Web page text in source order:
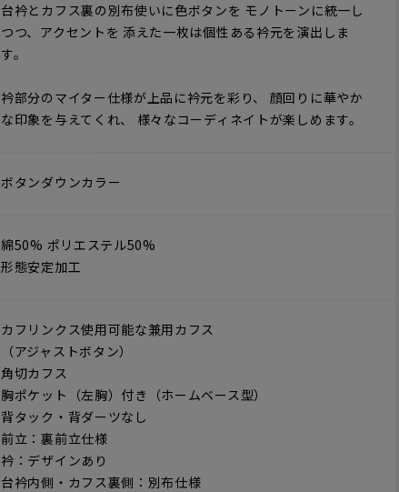
台衿とカフス裏の別布使いに色ボタンを モノトーンに統一し
つつ、アクセントを 添えた一枚は個性ある衿元を演出しま
す。
衿部分のマイター仕様が上品に衿元を彩り、 顔回りに華やか
な印象を与えてくれ、 様々なコーディネイトが楽しめます。
ボタンダウンカラー
綿50% ポリエステル50%
形態安定加工
カフリンクス使用可能な兼用カフス
（アジャストボタン）
角切カフス
胸ポケット（左胸）付き（ホームベース型）
背タック・背ダーツなし
前立：裏前立仕様
衿：デザインあり
台衿内側・カフス裏側：別布仕様